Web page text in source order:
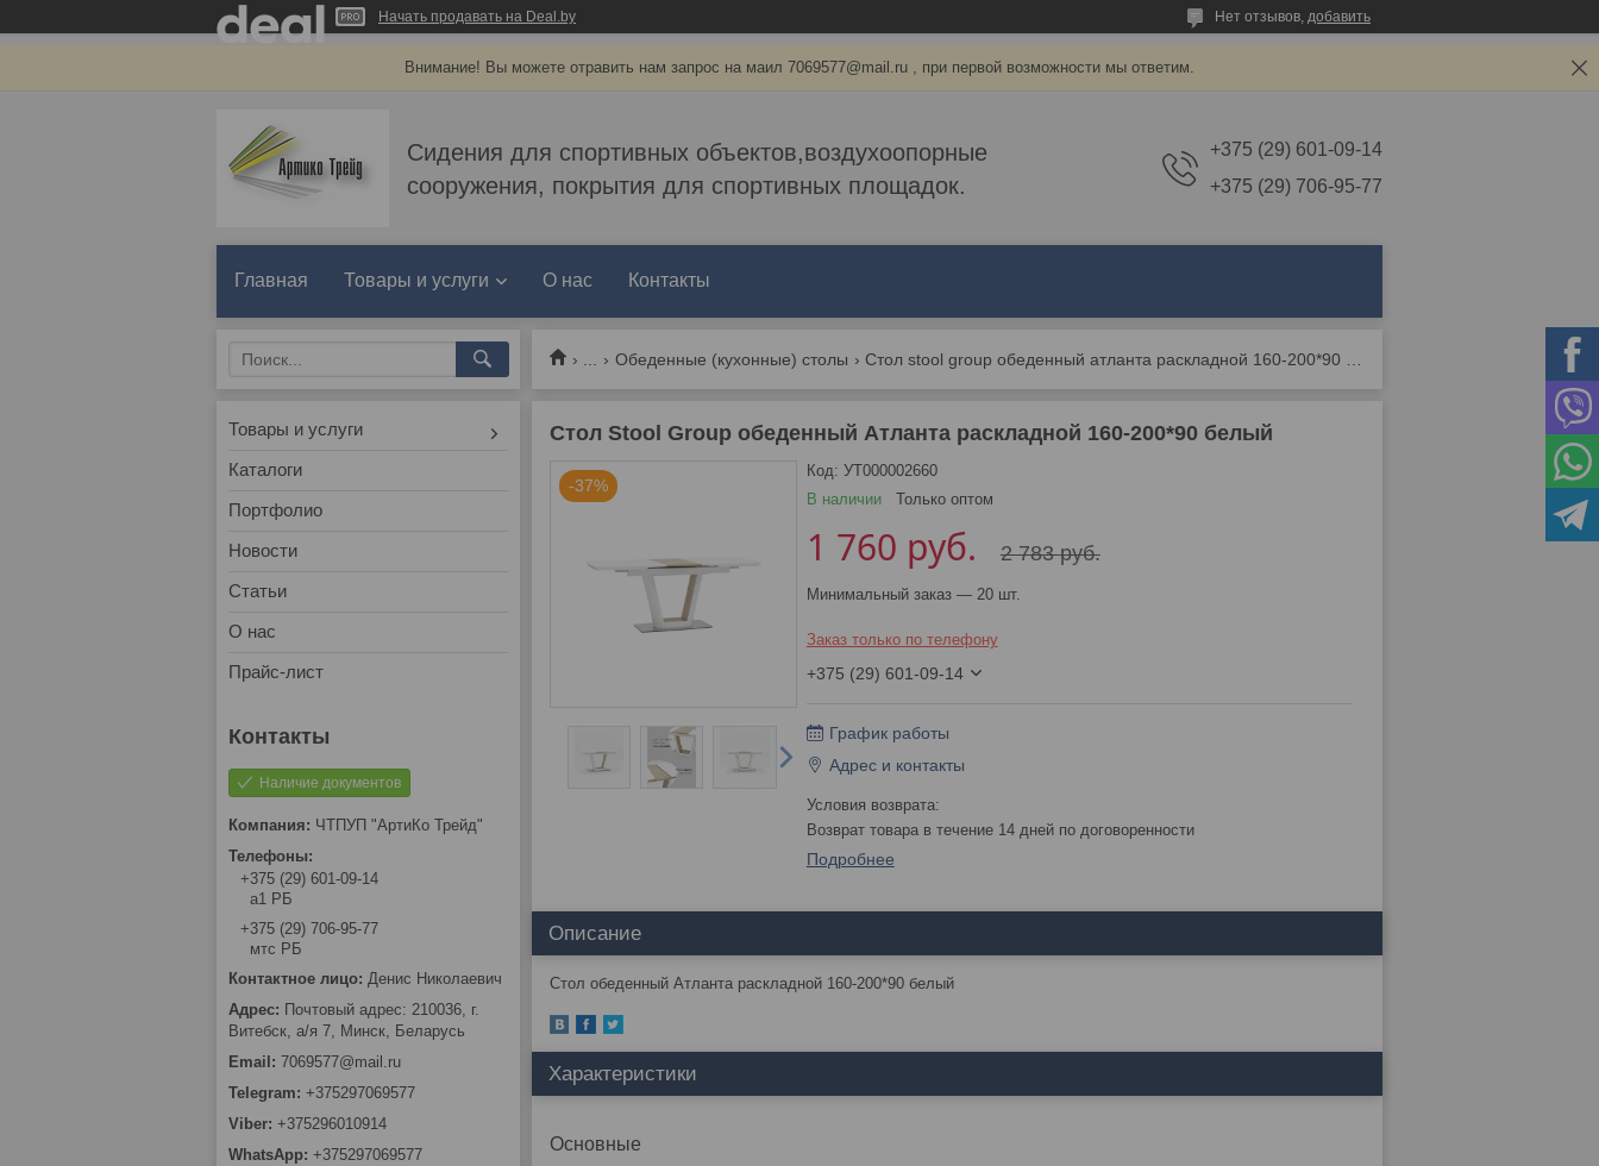
Начать продавать на Deal.by Нет отзывов, добавить
Внимание! Вы можете отравить нам запрос на маил 7069577@mail.ru , при первой возможности мы ответим.
Сидения для спортивных объектов,воздухоопорные
сооружения, покрытия для спортивных площадок.
+375 (29) 601-09-14
+375 (29) 706-95-77
Главная Товары и услуги О нас Контакты
Обеденные (кухонные) столы
Стол Stool Group обеденный Атланта раскладной 160-200*90 белый
-37%
В наличии Только оптом
Код: УТ000002660
2 783руб.
1 760 руб.
Минимальный заказ — 20 шт.
Заказ только по телефону
+375 (29) 601-09-14
График работы
Адрес и контакты
возврат товара в течение 14 дней по договоренности
Подробнее
Описание
Стол обеденный Атланта раскладной 160-200*90 белый
Характеристики
Основные
Товары и услуги
Каталоги
Портфолио
Новости
Статьи
О нас
Прайс-лист
Наличие документов
ЧТПУП "АртиКо Трейд"
+375 (29) 601-09-14
а1 РБ
+375 (29) 706-95-77
мтс РБ
Денис Николаевич
Почтовый адрес: 210036, г.
Витебск, а/я 7, Минск, Беларусь
7069577@mail.ru
+375297069577
+375296010914
+375297069577